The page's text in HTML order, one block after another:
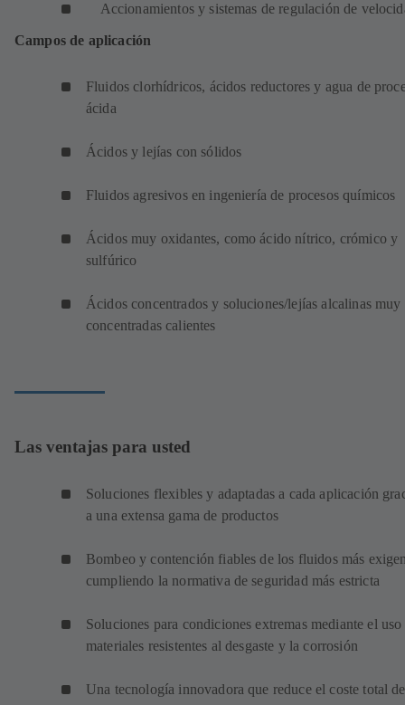
Accionamientos y sistemas de regulación de
Campos de aplicación
Fluidos clorhídricos, ácidos reductores y agua de
ácida
Ácidos y lejías con sólidos
Fluidos agresivos en ingeniería de procesos químicos
Ácidos muy oxidantes, como ácido nítrico, crómico y
sulfúrico
Ácidos concentrados y soluciones/lejías alcalinas muy
concentradas calientes
Las ventajas para usted
Soluciones flexibles y adaptadas a cada aplicación
a una extensa gama de productos
Bombeo y contención fiables de los fluidos más
cumpliendo la normativa de seguridad más estricta
Soluciones para condiciones extremas mediante el uso
materiales resistentes al desgaste y la corrosión
Una tecnología innovadora que reduce el coste total de